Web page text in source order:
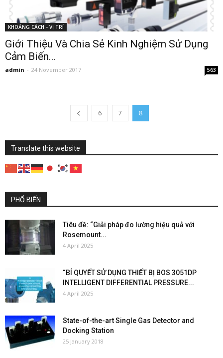
KHOẢNG CÁCH - VỊ TRÍ
Giới Thiệu Và Chia Sẻ Kinh Nghiệm Sử Dụng
Cảm Biến...
admin - 24 November 2017 563
6 7 8
Translate this website
PHỔ BIẾN
Tiêu đề: “Giải pháp đo lường hiệu quả với
Rosemount...
4 April 2025
“BÍ QUYẾT SỬ DỤNG THIẾT BỊ BOS 3051DP
INTELLIGENT DIFFERENTIAL PRESSURE...
4 April 2025
State-of-the-art Single Gas Detector and
Docking Station
25 January 2018